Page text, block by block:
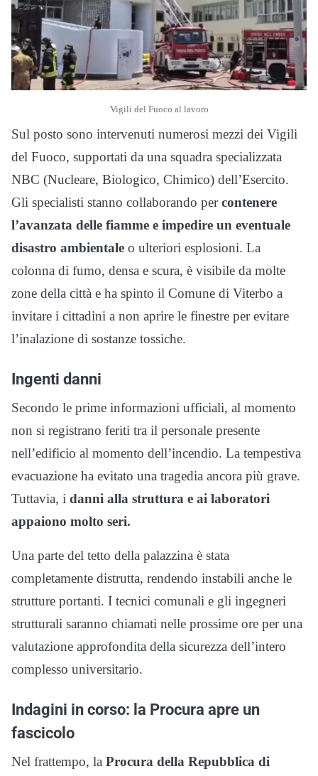
Vigili del Fuoco al lavoro
Sul posto sono intervenuti numerosi mezzi dei Vigili
del Fuoco, supportati da una squadra specializzata
NBC (Nucleare, Biologico, Chimico) dell’Esercito.
Gli specialisti stanno collaborando percontenere
l’avanzata delle fiamme e impedire un eventuale
disastro ambientale o ulteriori esplosioni. La
colonna di fumo, densa e scura, è visibile da molte
zone della città e ha spinto il Comune di Viterbo a
invitare i cittadini a non aprire le finestre per evitare
l’inalazione di sostanze tossiche.
Ingenti danni
Secondo le prime informazioni ufficiali, al momento
non si registrano feriti tra il personale presente
nell’edificio al momento dell’incendio. La tempestiva
evacuazione ha evitato una tragedia ancora più grave.
Tuttavia, i danni alla struttura e ai laboratori
appaiono molto seri.
Una parte del tetto della palazzina è stata
completamente distrutta, rendendo instabili anche le
strutture portanti. I tecnici comunali e gli ingegneri
strutturali saranno chiamati nelle prossime ore per una
valutazione approfondita della sicurezza dell’intero
complesso universitario.
Indagini in corso: la Procura apre un
fascicolo
Nel frattempo, la Procura della Repubblica di